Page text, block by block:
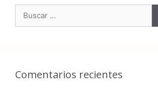
Comentarios recientes